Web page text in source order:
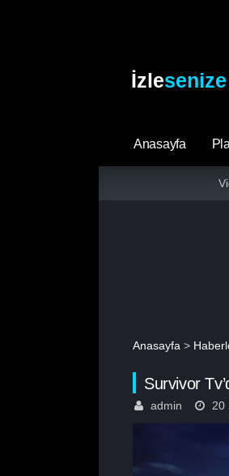
İzlesenize
Anasayfa
Anasayfa >
Survivor
admin 20